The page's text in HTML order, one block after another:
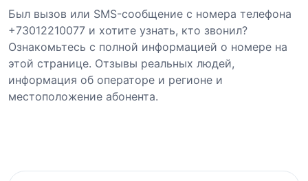
Был вызов или SMS-сообщение с номера телефона
+73012210077 и хотите узнать, кто звонил?
Ознакомьтесь с полной информацией о номере на
этой странице. Отзывы реальных людей,
информация об операторе и регионе и
местоположение абонента.